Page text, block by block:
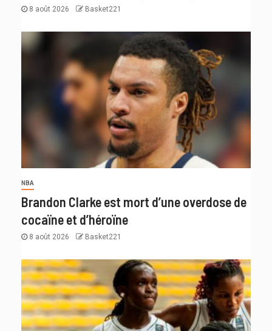
8 août 2026 Basket221
NBA
Brandon Clarke est mort d’une overdose de
cocaïne et d’héroïne
8 août 2026 Basket221